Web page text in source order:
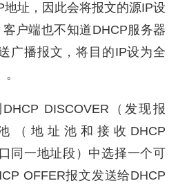
址，因此会将报文的源IP设
户端也不知道DHCP服务器
广播报文，将目的IP设为全
DISCOVER（发现报
（地址池和接收DHCP
同一地址段）中选择一个可
OFFER报文发送给DHCP